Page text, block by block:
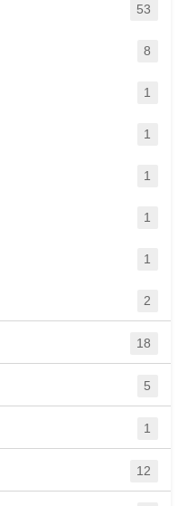
53
8
1
1
1
1
1
2
18
5
1
12